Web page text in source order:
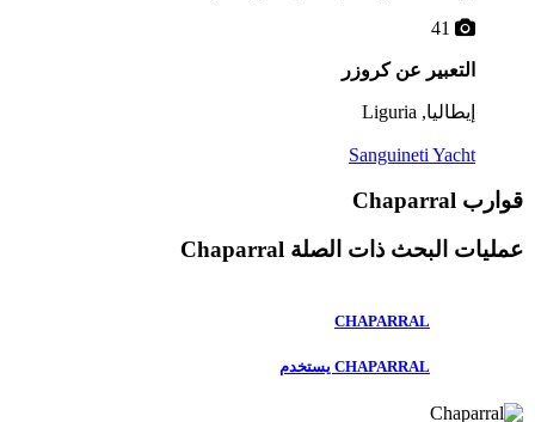
التعبير عن كروزر
إيطاليا, Liguria
Sanguineti Yacht
قوارب Chaparral
عمليات البحث ذات الصلة Chaparral
CHAPARRAL
CHAPARRAL يستخدم